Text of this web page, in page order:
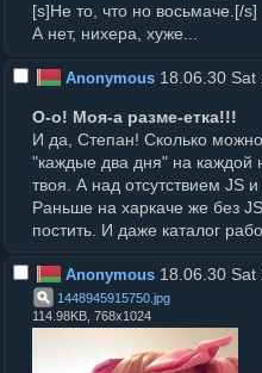
[s]Не то, что но восьмаче.[/s]
А нет, нихера, хуже...
Anonymous18.06.30 Sat
О-о! Моя-а разме-етка!!!
И да, Степан! Сколько можно
"каждые два дня" на каждой
твоя. А над отсутствием JS
Раньше на харкаче же без
постить. И даже каталог
Anonymous18.06.30 Sat
1448945915750 jpg
114.98KB, 768x1024